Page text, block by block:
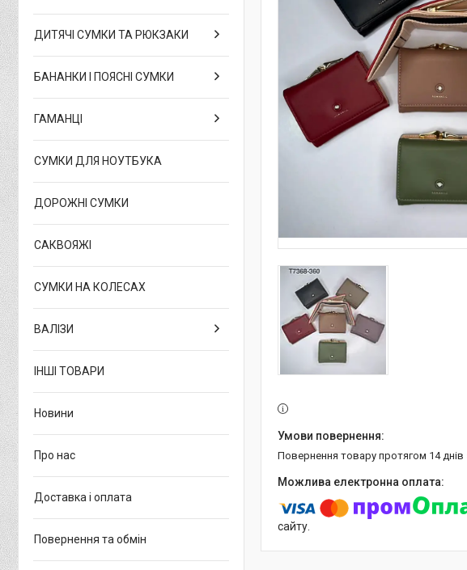
повернення товару протягом 14 днів
сайту.
ДИТЯЧІ СУМКИ ТА РЮКЗАКИ
БАНАНКИ І ПОЯСНІ СУМКИ
ГАМАНЦІ
СУМКИ ДЛЯ НОУТБУКА
ДОРОЖНІ СУМКИ
САКВОЯЖІ
СУМКИ НА КОЛЕСАХ
ВАЛІЗИ
ІНШІ ТОВАРИ
Новини
Про нас
Доставка і оплата
Повернення та обмін